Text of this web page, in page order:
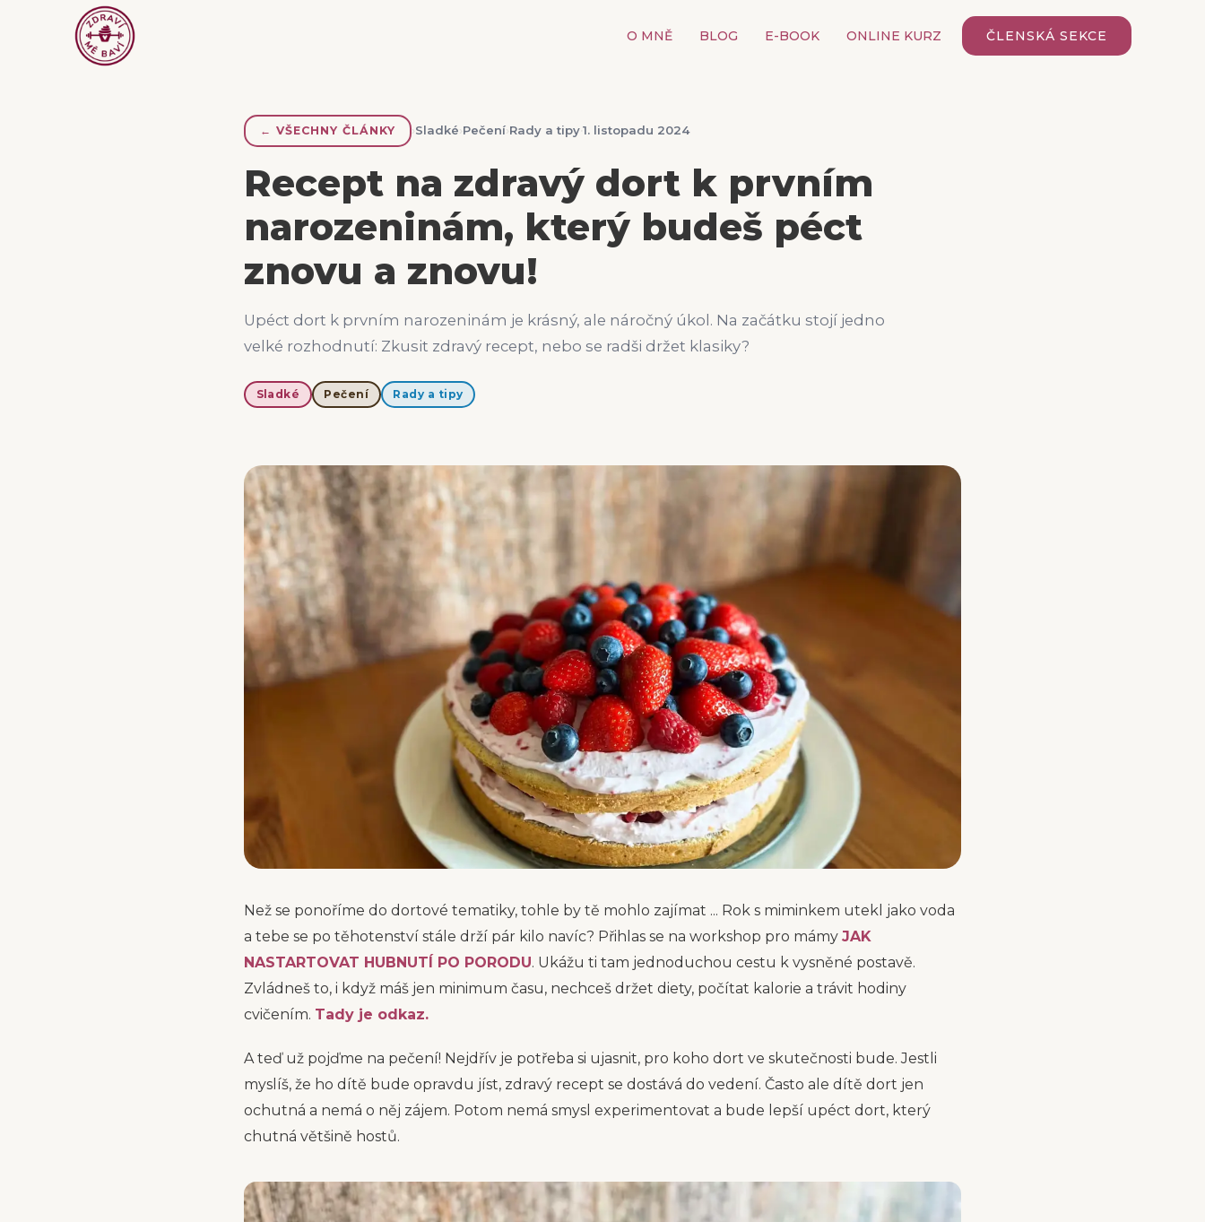
O MNĚ BLOG E-BOOK ONLINE KURZ ČLENSKÁ SEKCE
← VŠECHNY ČLÁNKY ›Sladké›Pečení›Rady a tipy·1. listopadu 2024
Recept na zdravý dort k prvním
narozeninám, který budeš péct
znovu a znovu!
Upéct dort k prvním narozeninám je krásný, ale náročný úkol. Na začátku stojí jedno
velké rozhodnutí: Zkusit zdravý recept, nebo se radši držet klasiky?
Sladké Pečení Rady a tipy
Než se ponoříme do dortové tematiky, tohle by tě mohlo zajímat ... Rok s miminkem utekl jako voda
a tebe se po těhotenství stále drží pár kilo navíc? Přihlas se na workshop pro mámy JAK
NASTARTOVAT HUBNUTÍ PO PORODU. Ukážu ti tam jednoduchou cestu k vysněné postavě.
Zvládneš to, i když máš jen minimum času, nechceš držet diety, počítat kalorie a trávit hodiny
cvičením. Tady je odkaz.
A teď už pojďme na pečení! Nejdřív je potřeba si ujasnit, pro koho dort ve skutečnosti bude. Jestli
myslíš, že ho dítě bude opravdu jíst, zdravý recept se dostává do vedení. Často ale dítě dort jen
ochutná a nemá o něj zájem. Potom nemá smysl experimentovat a bude lepší upéct dort, který
chutná většině hostů.